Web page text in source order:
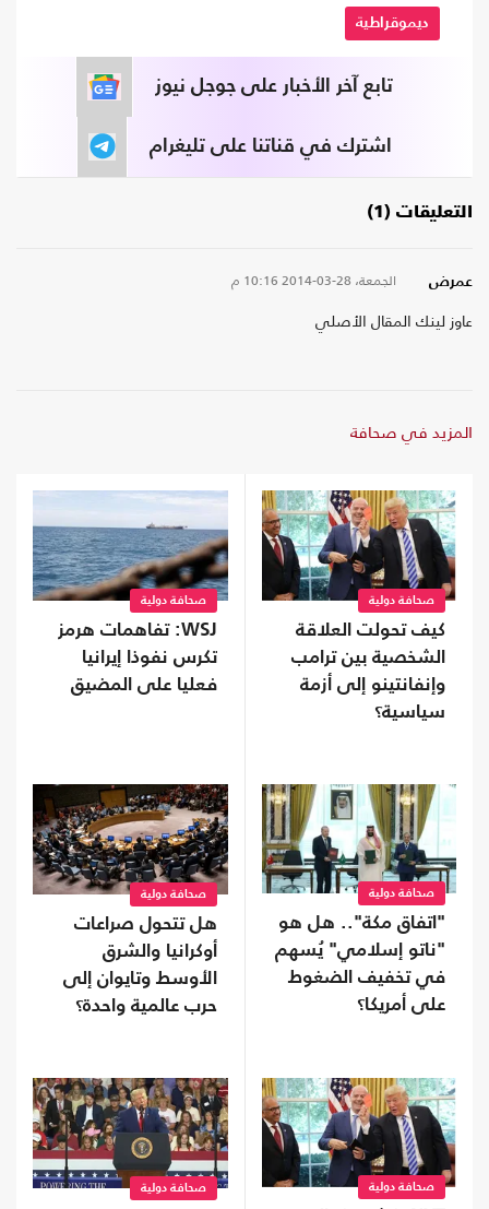
ديموقراطية
تابع آخر الأخبار على جوجل نيوز
اشترك في قناتنا على تليغرام
التعليقات (1)
عمرض الجمعة، 28-03-2014 10:16 م
عاوز لينك المقال الأصلي
المزيد في صحافة
صحافة دولية
كيف تحولت العلاقة
الشخصية بين ترامب
وإنفانتينو إلى أزمة
سياسية؟
صحافة دولية
WSJ: تفاهمات هرمز
تكرس نفوذا إيرانيا
فعليا على المضيق
صحافة دولية
"اتفاق مكة".. هل هو
"ناتو إسلامي" يُسهم
في تخفيف الضغوط
على أمريكا؟
صحافة دولية
هل تتحول صراعات
أوكرانيا والشرق
الأوسط وتايوان إلى
حرب عالمية واحدة؟
صحافة دولية صحافة دولية